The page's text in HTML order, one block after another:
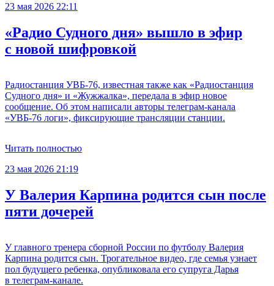
23 мая 2026 22:11
«Радио Судного дня» вышло в эфир
с новой шифровкой
Радиостанция УВБ-76, известная также как «Радиостанция
Судного дня» и «Жужжалка», передала в эфир новое
сообщение. Об этом написали авторы телеграм-канала
«УВБ-76 логи», фиксирующие трансляции станции.
Читать полностью
23 мая 2026 21:19
У Валерия Карпина родится сын после
пяти дочерей
У главного тренера сборной России по футболу Валерия
Карпина родится сын. Трогательное видео, где семья узнает
пол будущего ребенка, опубликовала его супруга Дарья
в телеграм-канале.